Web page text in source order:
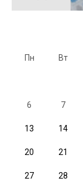
Пн Вт
6 7
13 14
20 21
27 28